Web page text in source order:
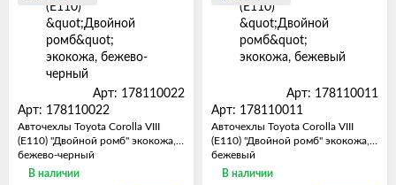
Арт: 178110022
Арт: 178110022
Авточехлы Toyota Corolla VIII
(E110) "Двойной ромб" экокожа,
бежево-черный
В наличии
Арт: 178110011
Арт: 178110011
Авточехлы Toyota Corolla VIII
(E110) "Двойной ромб" экокожа,
бежевый
В наличии